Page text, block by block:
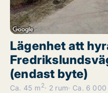
Lägenhet att
(endast byte)
Ca. 45 m 2 2 rum Ca. 6 000